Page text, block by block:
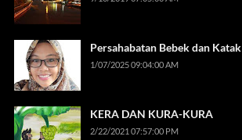
Persahabatan Bebek dan Katak
1/07/2025 09:04:00 AM
KERA DAN KURA-KURA
2/22/2021 07:57:00 PM